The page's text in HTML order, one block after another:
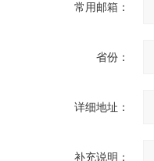
常用邮箱：
省份：
详细地址：
补充说明：